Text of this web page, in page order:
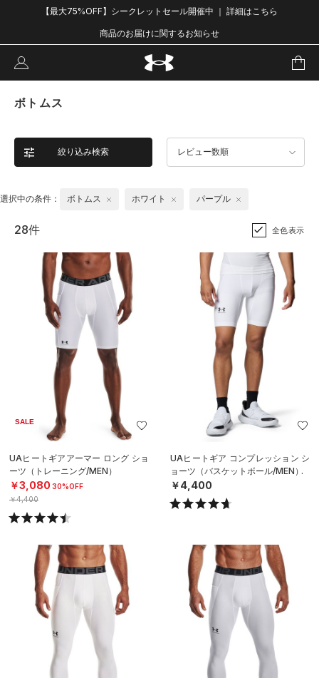
【最大75%OFF】シークレットセール開催中 ｜ 詳細はこちら
商品のお届けに関するお知らせ
ボトムス
絞り込み検索 レビュー数順
選択中の条件： ボトムス ホワイト パープル
28件 全色表示
SALE
UAヒートギアアーマー ロング ショ
ーツ（トレーニング/MEN）
￥3,080 30%OFF
￥4,400
UAヒートギア コンプレッション シ
ョーツ（バスケットボール/MEN）
￥4,400